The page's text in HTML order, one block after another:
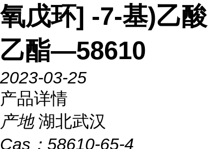
氧戊环] -7-基)乙酸
乙酯—58610
2023-03-25
产品详情
产地 湖北武汉
Cas： 58610-65-4